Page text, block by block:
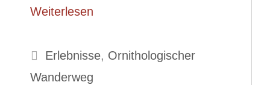
Weiterlesen
Kategorien
Erlebnisse, Ornithologischer
Wanderweg